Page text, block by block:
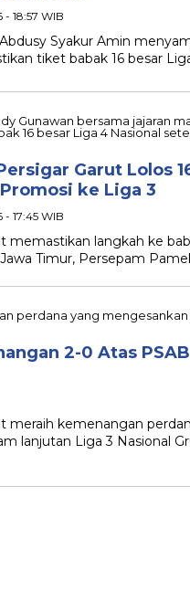
- 18:57 WIB
Syakur Amin
tiket babak 16 besar
Garut Lolos
ke Liga 3
- 17:45 WIB
memastikan langkah ke
Timur, Persepam
2-0 Atas
meraih kemenangan
lanjutan Liga 3 Nasional